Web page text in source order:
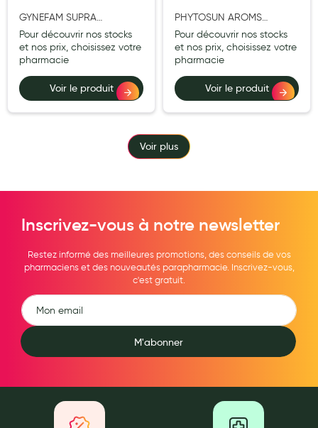
GYNEFAM SUPRA
GROSSESSE ORO SACHET
28
Pour découvrir nos stocks
et nos prix, choisissez votre
pharmacie
Voir le produit
PHYTOSUN AROMS
ARTICULATIONS MUSCLES
PATCH 3
Pour découvrir nos stocks
et nos prix, choisissez votre
pharmacie
Voir le produit
Voir plus
Inscrivez-vous à notre newsletter
Restez informé des meilleures promotions, des conseils de vos
pharmaciens et des nouveautés parapharmacie. Inscrivez-vous,
c'est gratuit.
M'abonner